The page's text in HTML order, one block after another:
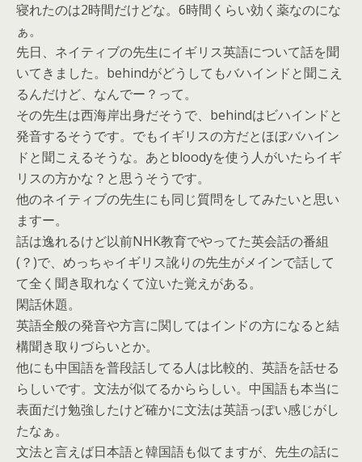
寝れたのは2時間だけどな。6時間くらい効く薬なのにな
ぁ。
先日、ネイティブの先生にイギリス英語について話を聞
いてきました。behindがどうしてもバハインドと聞こえ
るんだけど、なんでー？って。
その先生は西海岸出身だそうで、behindはビハインドと
発音するそうです。でもイギリスの方だとほぼバハイン
ドと聞こえるそうな。あとbloodyを使う人がいたらイギ
リスの方かな？と思うそうです。
他のネイティブの先生にも同じ質問をしてみたいと思い
ますー。
話は逸れるけど以前NHK教育でやってた英会話の番組
(？)で、めっちゃイギリス訛りの先生がメインで話して
て全く聞き取れなくて泣いた覚えがある。
閑話休題。
英語全般の発音や方言に関してはインドの方になると結
構聞き取りづらいとか。
他にも中国語を普段話してる人は比較的、英語を話せる
らしいです。文法が似てるかららしい。中国語も本当に
表面だけ勉強したけど確かに文法は英語っぽい感じがし
たなぁ。
文法と言えば日本語と韓国語も似てますが、先生の話に